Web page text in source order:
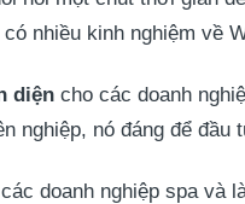
nhiều kinh nghiệm về
diện cho các doanh
nghiệp, nó đáng để đầu
doanh nghiệp spa và